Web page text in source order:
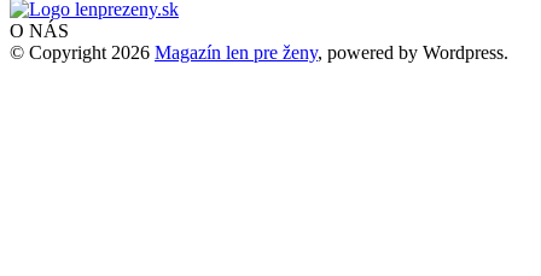
O NÁS
© Copyright 2026 Magazín len pre ženy, powered by Wordpress.